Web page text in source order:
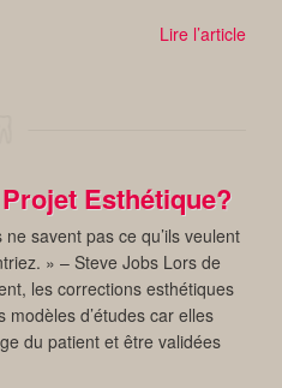
Lire l’article
Esthétique?
savent pas ce qu’ils veulent
» – Steve Jobs Lors de
les corrections esthétiques
d’études car elles
du patient et être validées